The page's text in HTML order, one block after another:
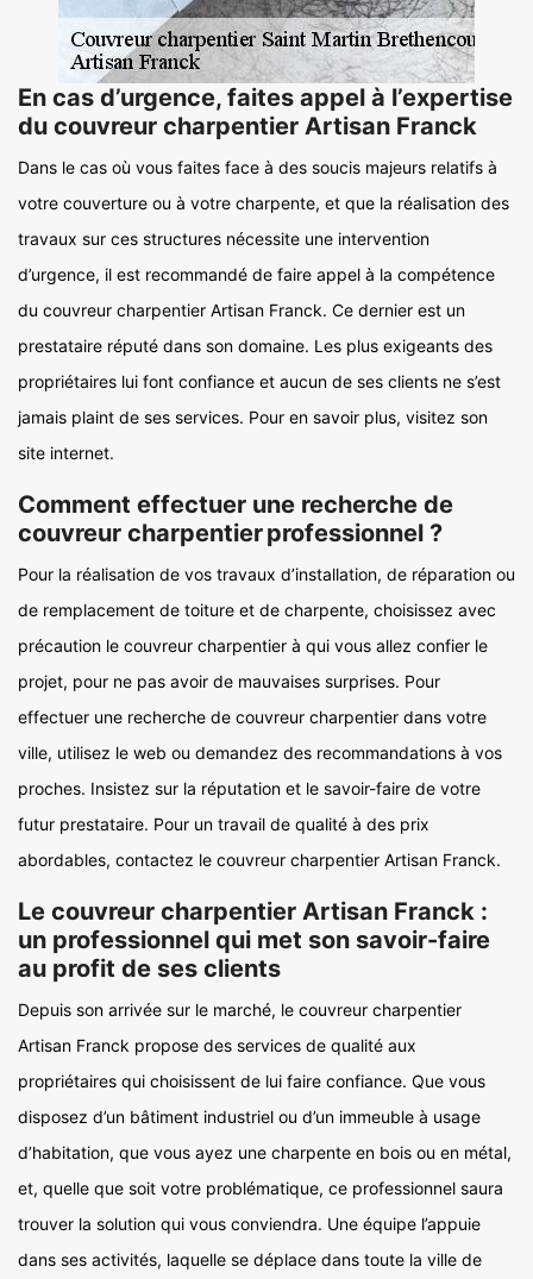
En cas d’urgence, faites appel à l’expertise
du couvreur charpentier Artisan Franck
Dans le cas où vous faites face à des soucis majeurs relatifs à
votre couverture ou à votre charpente, et que la réalisation des
travaux sur ces structures nécessite une intervention
d’urgence, il est recommandé de faire appel à la compétence
du couvreur charpentier Artisan Franck. Ce dernier est un
prestataire réputé dans son domaine. Les plus exigeants des
propriétaires lui font confiance et aucun de ses clients ne s’est
jamais plaint de ses services. Pour en savoir plus, visitez son
site internet.
Comment effectuer une recherche de
couvreur charpentier professionnel ?
Pour la réalisation de vos travaux d’installation, de réparation ou
de remplacement de toiture et de charpente, choisissez avec
précaution le couvreur charpentier à qui vous allez confier le
projet, pour ne pas avoir de mauvaises surprises. Pour
effectuer une recherche de couvreur charpentier dans votre
ville, utilisez le web ou demandez des recommandations à vos
proches. Insistez sur la réputation et le savoir-faire de votre
futur prestataire. Pour un travail de qualité à des prix
abordables, contactez le couvreur charpentier Artisan Franck.
Le couvreur charpentier Artisan Franck :
un professionnel qui met son savoir-faire
au profit de ses clients
Depuis son arrivée sur le marché, le couvreur charpentier
Artisan Franck propose des services de qualité aux
propriétaires qui choisissent de lui faire confiance. Que vous
disposez d’un bâtiment industriel ou d’un immeuble à usage
d’habitation, que vous ayez une charpente en bois ou en métal,
et, quelle que soit votre problématique, ce professionnel saura
trouver la solution qui vous conviendra. Une équipe l’appuie
dans ses activités, laquelle se déplace dans toute la ville de